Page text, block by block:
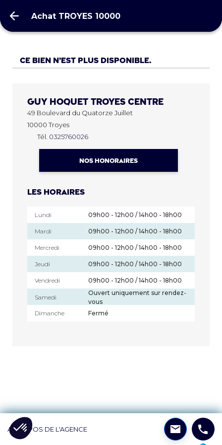
Achat TROYES 10000
Achat TROYES 10000
Ce bien n’est plus disponible.
Guy HoquetTROYES CENTRE
49 Boulevard du Quatorze Juillet
10000 Troyes
Tél. 0325760026
NOS HONORAIRES
Les horaires
Lundi 09h00 - 12h00 / 14h00 - 18h00
Mardi 09h00 - 12h00 / 14h00 - 18h00
Mercredi 09h00 - 12h00 / 14h00 - 18h00
Jeudi 09h00 - 12h00 / 14h00 - 18h00
Vendredi 09h00 - 12h00 / 14h00 - 18h00
Samedi
Ouvert uniquement sur rendez-
vous
Dimanche
Fermé
A PROPOS DE L'AGENCE